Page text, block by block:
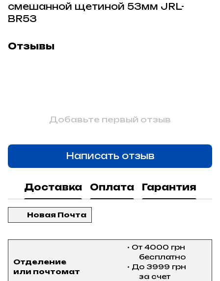
смешанной щетиной 53мм JRL-
BR53
Отзывы
Добавьте первый отзыв
Написать отзыв
Доставка Оплата Гарантия
Новая Почта
Отделение
или почтомат
• От 4000 грн
бесплатно
• До 3999 грн
за счет